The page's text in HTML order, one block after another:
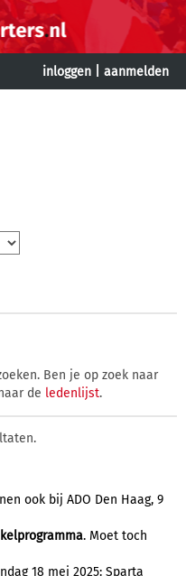
inloggen aanmelden
Ben je op zoek naar
de ledenlijst.
ook bij ADO Den Haag, 9
. Moet toch
18 mei 2025: Sparta